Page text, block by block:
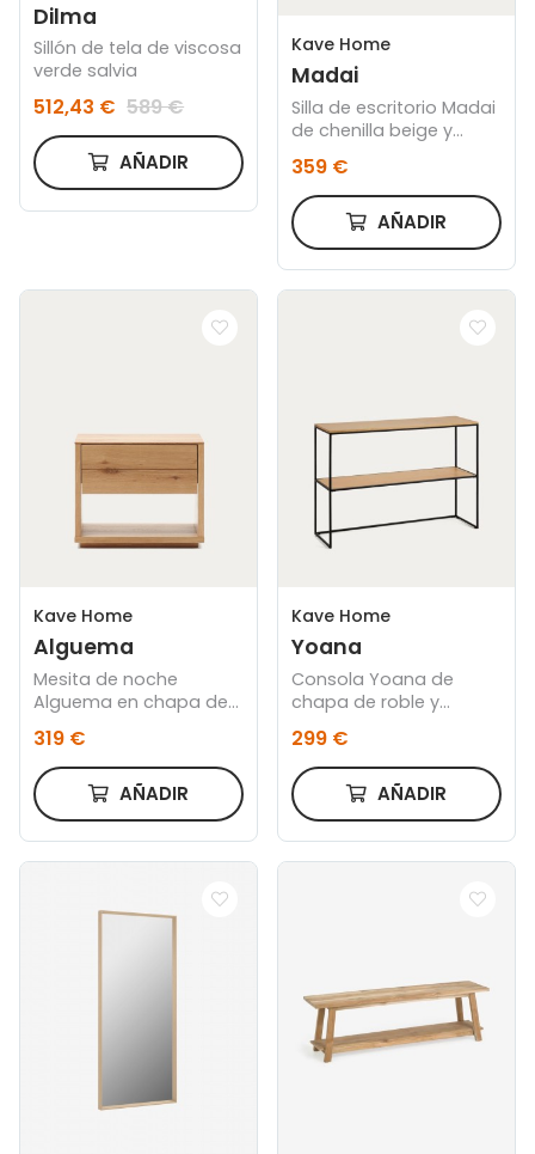
Dilma
Sillón de tela de viscosa
verde salvia
512,43 € 589 €
AÑADIR
Kave Home
Madai
Silla de escritorio Madai
de chenilla beige y
natural FSC MIX Credit
359 €
AÑADIR
Kave Home
Alguema
Mesita de noche
Alguema en chapa de
natural 60 x 50cm
319 €
AÑADIR
Kave Home
Yoana
Consola Yoana de
chapa de roble y
pintado negro 120 x 80
cm
299 €
AÑADIR